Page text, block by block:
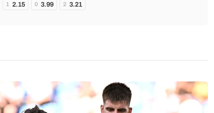
1 2.15 0 3.99 2 3.21